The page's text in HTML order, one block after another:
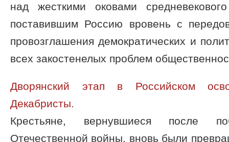
над жесткими оковами
поставившим Россию вровень с
провозглашения демократических и
всех закостенелых проблем
Дворянский этап в Российском
Декабристы.
Крестьяне, вернувшиеся после
Отечествен­ной войны, вновь были